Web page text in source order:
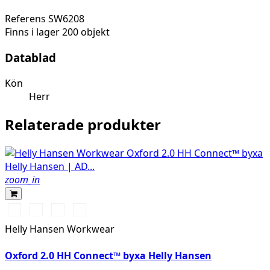
Referens SW6208
Finns i lager200 objekt
Datablad
Kön
Herr
Relaterade produkter
zoom_in
BLACKNAVY/STONE
NAVY/EBONY
BLACK/EBONY
Helly Hansen Workwear
Oxford 2.0 HH Connect™ byxa Helly Hansen